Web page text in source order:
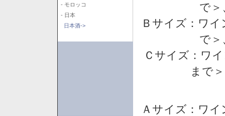
- モロッコ
- 日本
日本酒->
で
Ｂサイズ：ワ
で
Ｃサイズ：ワ
まで
Ａサイズ：ワ